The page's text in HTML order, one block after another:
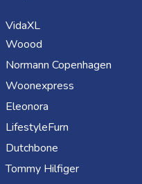
VidaXL
Woood
Normann Copenhagen
Woonexpress
Eleonora
LifestyleFurn
Dutchbone
Tommy Hilfiger